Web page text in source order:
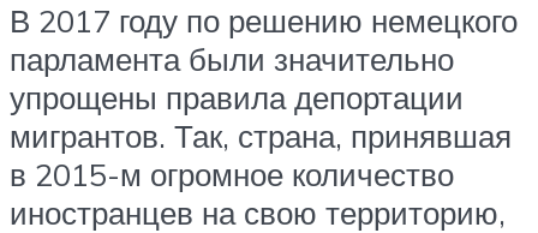
В 2017 году по решению немецкого
парламента были значительно
упрощены правила депортации
мигрантов. Так, страна, принявшая
в 2015-м огромное количество
иностранцев на свою территорию,